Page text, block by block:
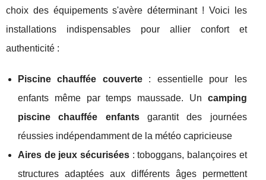
choix des équipements s'avère déterminant ! Voici les
installations indispensables pour allier confort et
authenticité :
Piscine chauffée couverte: essentielle pour les
enfants même par temps maussade. Un camping
piscine chauffée enfantsgarantit des journées
réussies indépendamment de la météo capricieuse
Aires de jeux sécurisées: toboggans, balançoires et
structures adaptées aux différents âges permettent